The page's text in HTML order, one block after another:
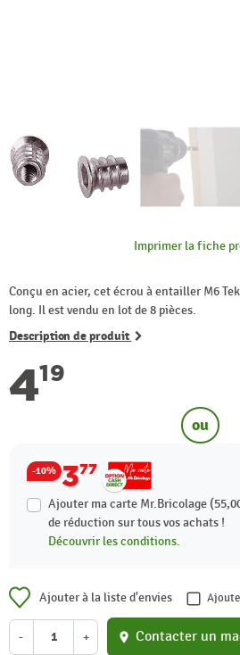
Imprimer la fiche
Conçu en acier, cet écrou à entailler M6
long. Il est vendu en lot de 8 pièces.
Description de produit
419
ou
-10% 377
Ajouter ma carte Mr.Bricolage
de réduction sur tous vos achats !
Découvrir les conditions.
Ajouter à la liste d'envies
- + location_on Contacter un